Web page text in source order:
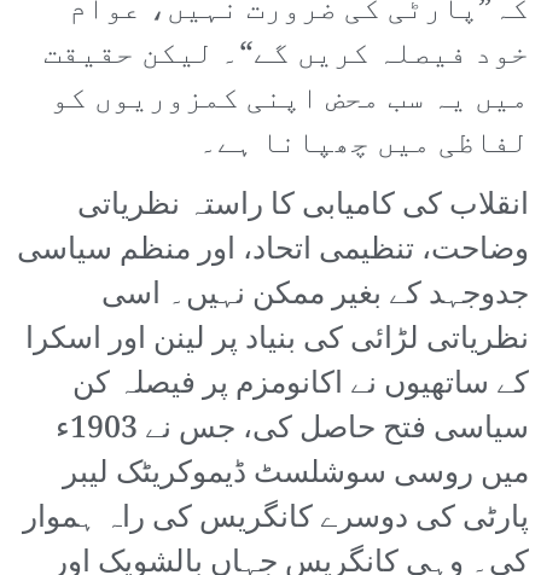
کہ”پارٹی کی ضرورت نہیں، عوام
خود فیصلہ کریں گے“۔ لیکن حقیقت
میں یہ سب محض اپنی کمزوریوں کو
لفاظی میں چھپانا ہے۔
انقلاب کی کامیابی کا راستہ نظریاتی
وضاحت، تنظیمی اتحاد، اور منظم سیاسی
جدوجہد کے بغیر ممکن نہیں۔ اسی
نظریاتی لڑائی کی بنیاد پر لینن اور اسکرا
کے ساتھیوں نے اکانومزم پر فیصلہ کن
سیاسی فتح حاصل کی، جس نے 1903ء
میں روسی سوشلسٹ ڈیموکریٹک لیبر
پارٹی کی دوسرے کانگریس کی راہ ہموار